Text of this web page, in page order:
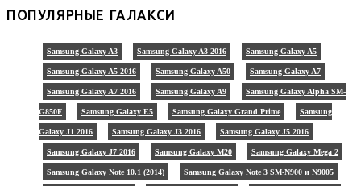
ПОПУЛЯРНЫЕ ГАЛАКСИ
Samsung Galaxy A3 Samsung Galaxy A3 2016 Samsung Galaxy A5
Samsung Galaxy A5 2016 Samsung Galaxy A50 Samsung Galaxy A7
Samsung Galaxy A7 2016 Samsung Galaxy A9 Samsung Galaxy Alpha SM-
G850F Samsung Galaxy E5 Samsung Galaxy Grand Prime Samsung
Galaxy J1 2016 Samsung Galaxy J3 2016 Samsung Galaxy J5 2016
Samsung Galaxy J7 2016 Samsung Galaxy M20 Samsung Galaxy Mega 2
Samsung Galaxy Note 10.1 (2014) Samsung Galaxy Note 3 SM-N900 и N9005